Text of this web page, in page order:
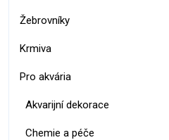
Žebrovníky
Krmiva
Pro akvária
Akvarijní dekorace
Chemie a péče